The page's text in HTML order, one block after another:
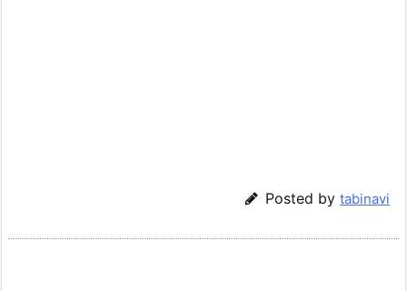
Posted by tabinavi